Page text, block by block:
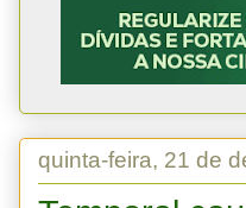
quinta-feira, 21 de